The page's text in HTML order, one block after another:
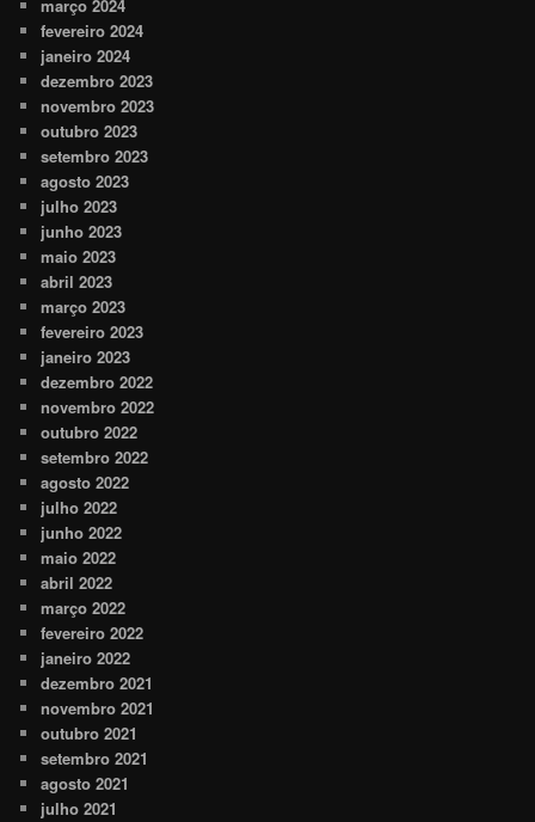
março 2024
fevereiro 2024
janeiro 2024
dezembro 2023
novembro 2023
outubro 2023
setembro 2023
agosto 2023
julho 2023
junho 2023
maio 2023
abril 2023
março 2023
fevereiro 2023
janeiro 2023
dezembro 2022
novembro 2022
outubro 2022
setembro 2022
agosto 2022
julho 2022
junho 2022
maio 2022
abril 2022
março 2022
fevereiro 2022
janeiro 2022
dezembro 2021
novembro 2021
outubro 2021
setembro 2021
agosto 2021
julho 2021